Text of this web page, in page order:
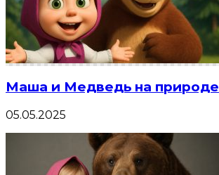
Маша и Медведь на природе
05.05.2025